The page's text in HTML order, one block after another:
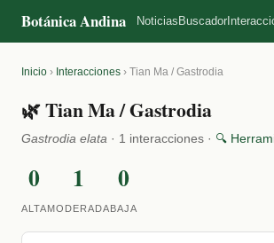
Botánica Andina Noticias Buscador
Inicio › Interacciones › Tian Ma / Gastrodia
🌿 Tian Ma / Gastrodia
Gastrodia elata · 1 interacciones · 🔍
0
ALTA
1
MODERADA
0
BAJA